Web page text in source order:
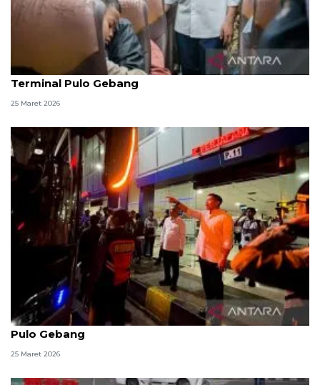
Seskab dan Menhub tinjau puncak arus balik di
Terminal Pulo Gebang
25 Maret 2026
Menhub dan Seskab pantau arus balik di Terminal
Pulo Gebang
25 Maret 2026